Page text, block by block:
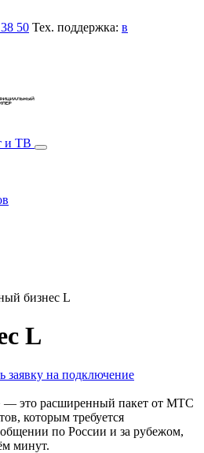
50 Тех. поддержка: в
и ТВ
бизнес L
L
заявку на подключение
это расширенный пакет от МТС
которым требуется
по России и за рубежом,
минут.